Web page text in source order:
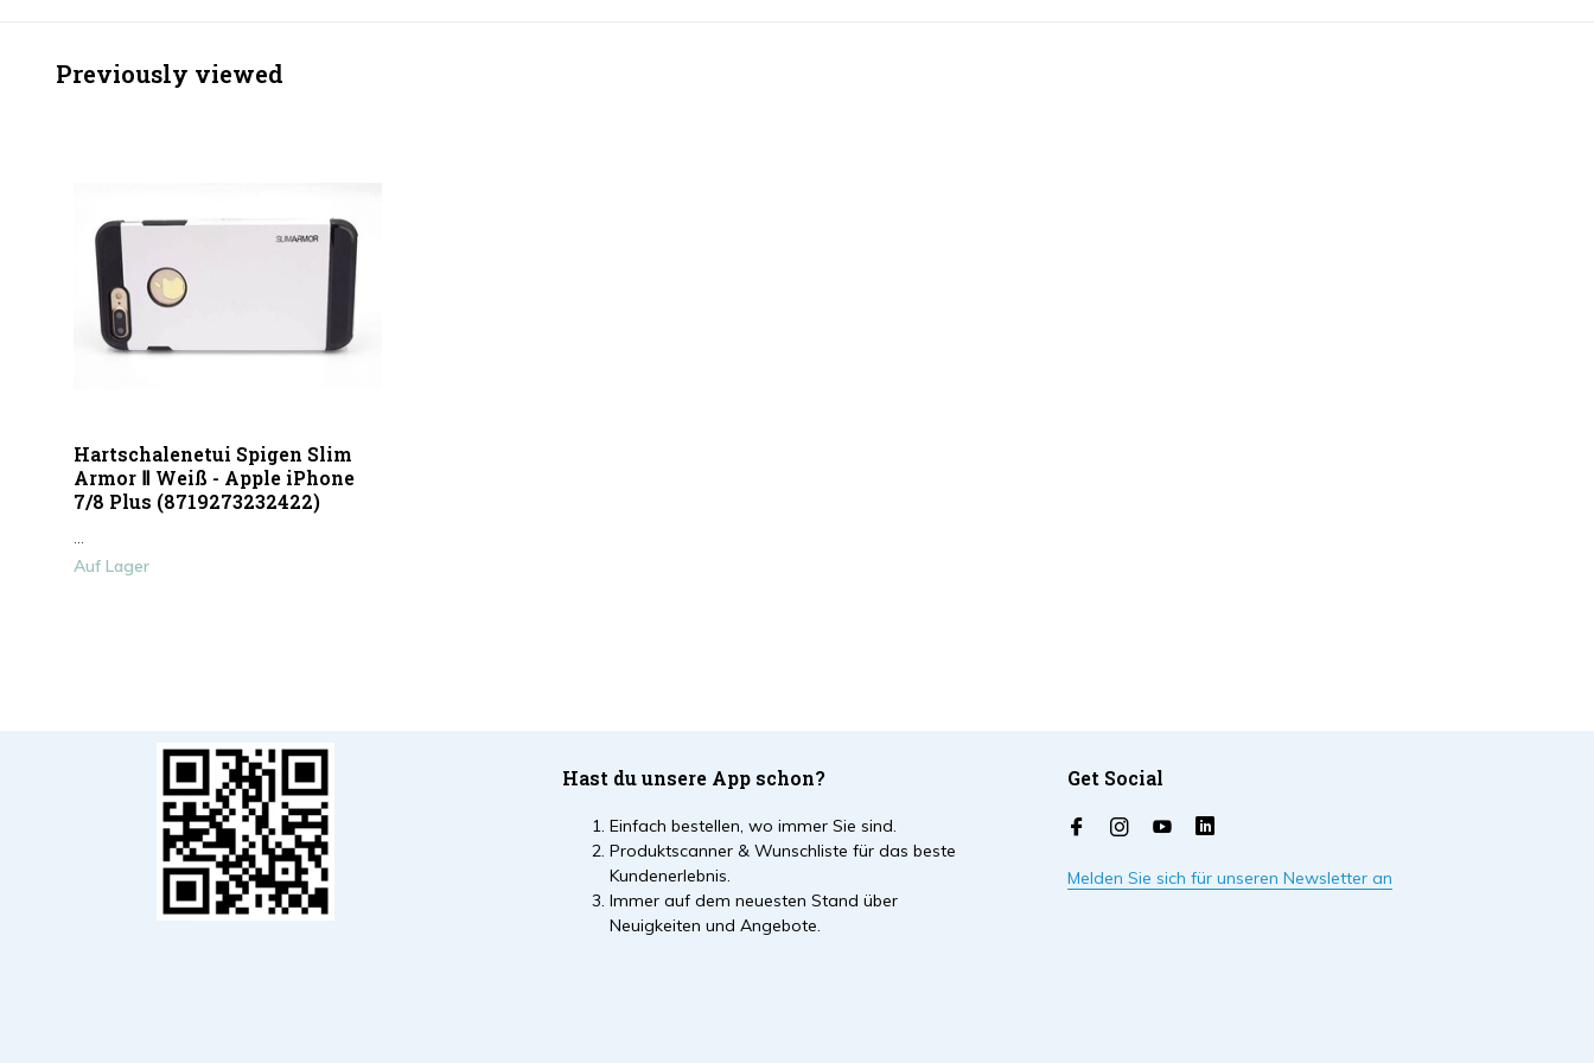
Previously viewed
Hartschalenetui Spigen Slim
Armor Ⅱ Weiß - Apple iPhone
7/8 Plus (8719273232422)
Auf Lager
Hast du unsere App schon?
Einfach bestellen, wo immer Sie sind.
Produktscanner & Wunschliste für das beste
Kundenerlebnis.
Immer auf dem neuesten Stand über
Neuigkeiten und Angebote.
Get Social
Melden Sie sich für unseren Newsletter an